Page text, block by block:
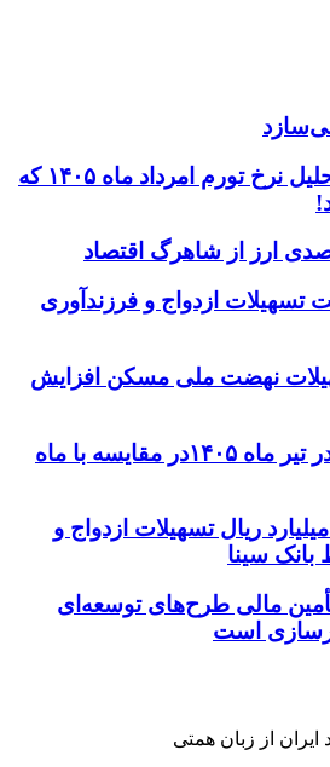
دو نکته مهم در تحلیل نرخ تورم امرداد ماه ۱۴۰۵ که
ملت ۲۱ همت تسهیلات ازدواج و فرزندآوری
نهضت ملی مسکن افزایش
نرخ تورم ماهانه در تیر ماه ۱۴۰۵در مقایسه با ماه
۲۰ هزار میلیارد ریال تسهیلات ازدواج و
سینا
تأمین مالی طرح‌های توسعه‌ای
است